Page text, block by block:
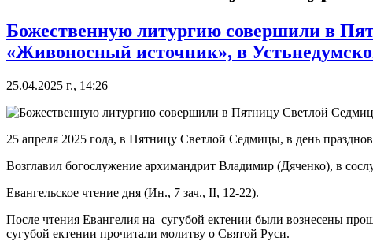
Божественную литургию совершили в
«Живоносный источник», в
25.04.2025 г., 14:26
25 апреля 2025 года, в Пятницу Светлой Седмицы, в день
Возглавил богослужение архимандрит Владимир (Дяченко), в
Евангельское чтение дня (Ин., 7 зач., II, 12-22).
После чтения Евангелия на сугубой ектении были вознесены
сугубой ектении прочитали молитву о Святой Руси.